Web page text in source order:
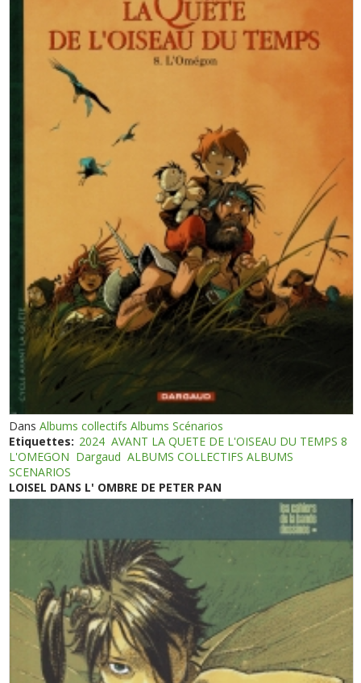
DansAlbums collectifs Albums Scénarios
Etiquettes: 2024 AVANT LA QUETE DE L'OISEAU DU TEMPS 8
L'OMEGON Dargaud ALBUMS COLLECTIFS ALBUMS
SCENARIOS
LOISEL DANS L' OMBRE DE PETER PAN